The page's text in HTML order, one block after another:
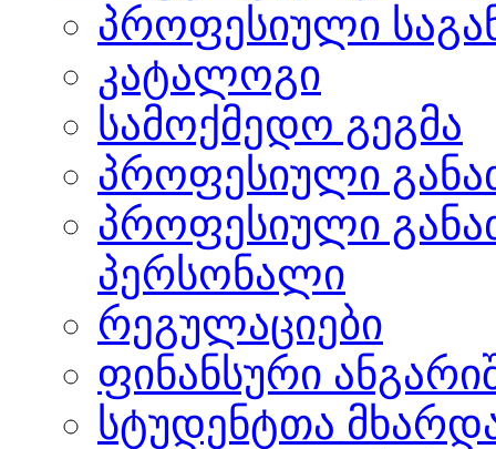
პროფესიული
კატალოგი
სამოქმედო გეგმა
პროფესიული
პროფესიული
პერსონალი
რეგულაციები
ფინანსური
სტუდენტთა